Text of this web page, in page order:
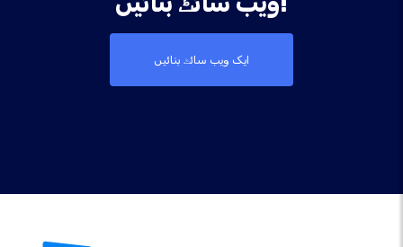
ایک ویب سائٹ بنائیں